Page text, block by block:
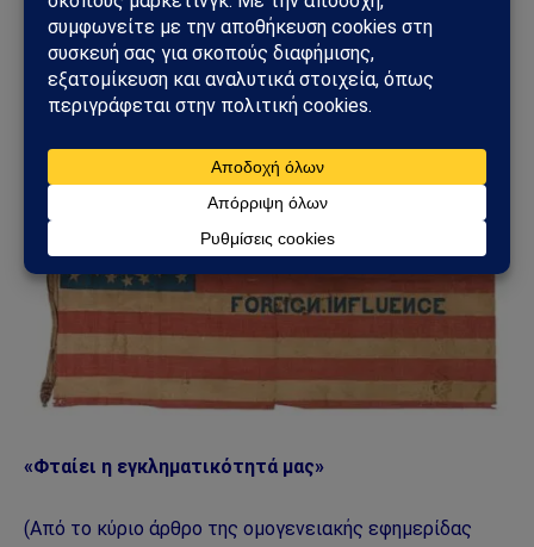
έναν τάφο χωρίς ταφόπετρα στο Κοιμητήριο Forest
Lawn στην ‘Ομαχα της Νεμπράσκα των Ηνωμένων
Πολιτειών.
«Φταίει η εγκληματικότητά μας»
(Από το κύριο άρθρο της ομογενειακής εφημερίδας